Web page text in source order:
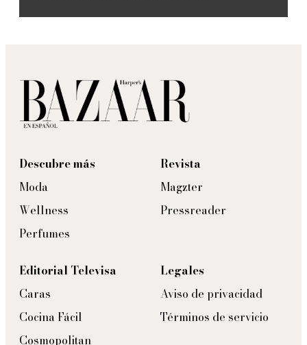
Descubre más
Moda
Wellness
Perfumes
Revista
Magzter
Pressreader
Editorial Televisa
Caras
Cocina Fácil
Cosmopolitan
Legales
Aviso de privacidad
Términos de servicio